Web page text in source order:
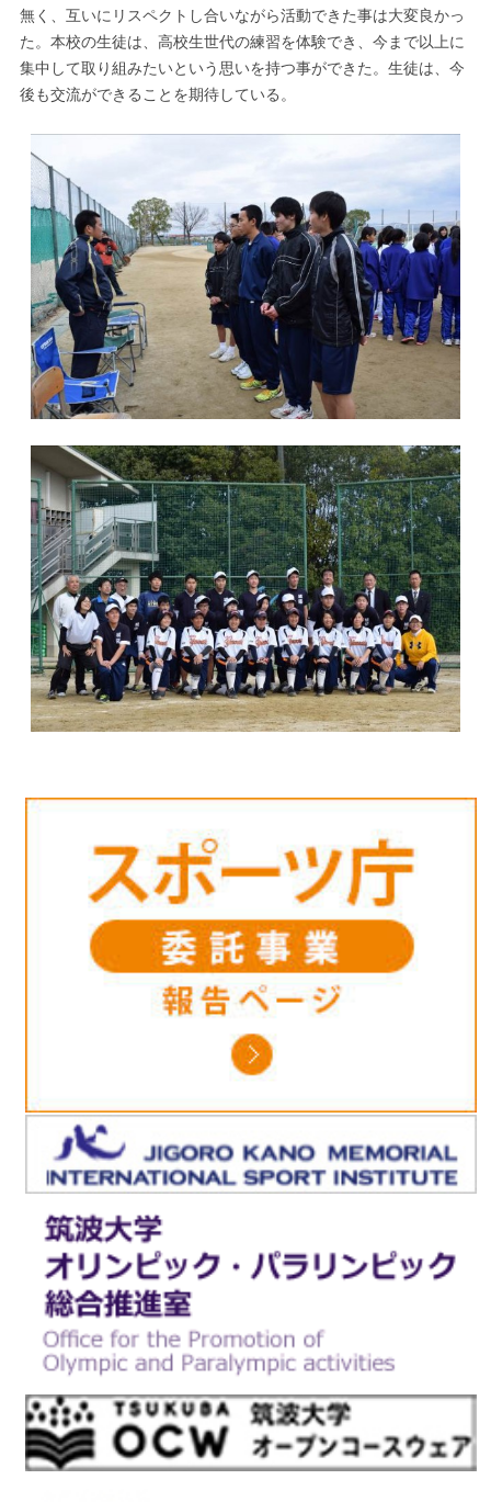
無く、互いにリスペクトし合いながら活動できた事は大変良かっ
た。本校の生徒は、高校生世代の練習を体験でき、今まで以上に
集中して取り組みたいという思いを持つ事ができた。生徒は、今
後も交流ができることを期待している。